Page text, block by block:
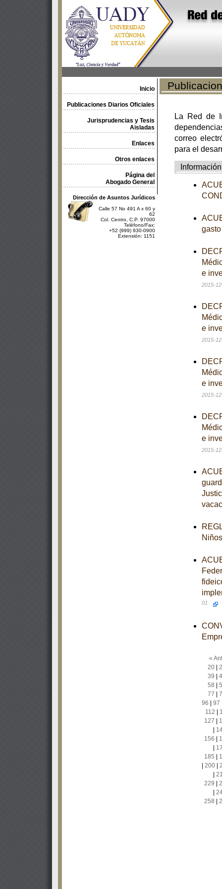
Inicio
Publicaciones Diarios Oficiales
Jurisprudencias y Tesis
Aisladas
Enlaces
Otros enlaces
Página del
Abogado General
Dirección de Asuntos Jurídicos
Calle 57 No 491 A x 60 y
62
Col. Centro, C.P. 97000
Teléfono/Fax:
+52 (999) 930-0900
Extensión: 1151
La Red de
correo
para el
Información
e
2015-
e
2015-
e
2015-
e
2015-
01
«
20|
39
58
77
96
97
112
127
156
185
200|
229
258